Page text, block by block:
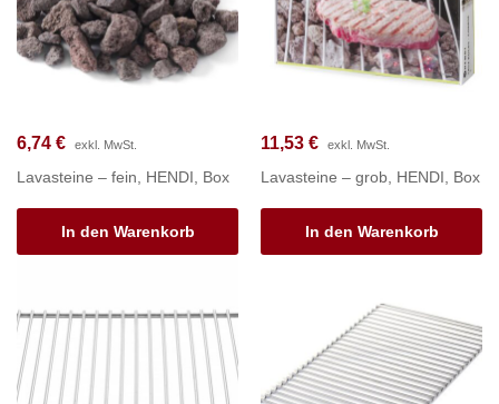
6,74 € exkl. MwSt.
Lavasteine – fein, HENDI, Box
In den Warenkorb
11,53 € exkl. MwSt.
Lavasteine – grob, HENDI, Box
In den Warenkorb